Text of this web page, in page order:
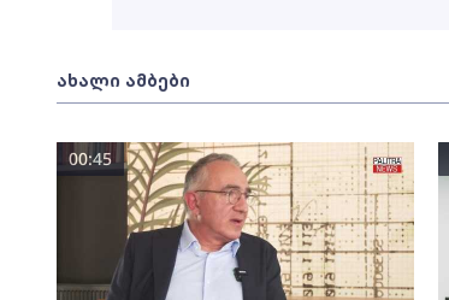
ახალი ამბები
00:45